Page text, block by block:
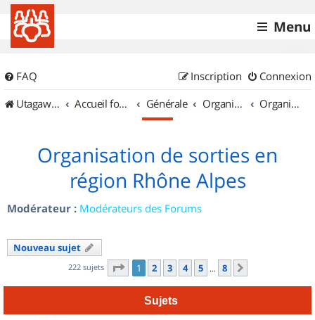
Menu
FAQ Connexion
Inscription
UtagawaVTT (Randos VTT et VTTAE avec traces GPS)
Accueil forum Générale Organisation de sorties & Recherche de partenaires Organisation de sorties en région Rhône Alpes
Organisation de sorties en
région Rhône Alpes
Modérateur : Modérateurs des Forums
Nouveau sujet
222 sujets Page 1sur
1 2 3 4 5 … 8
Sujets